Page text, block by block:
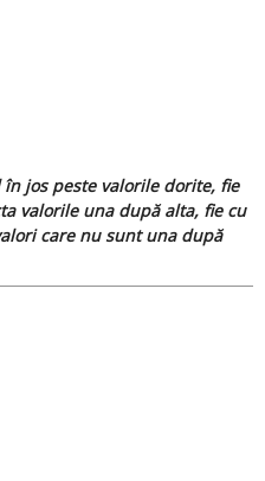
jos peste valorile dorite, fie
valorile una după alta, fie cu
care nu sunt una după